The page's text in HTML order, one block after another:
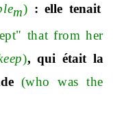
m) : elle tenait
that from her
), qui était la
(who was the